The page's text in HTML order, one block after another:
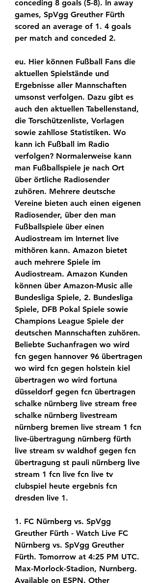
conceding 8 goals (5-8). In away
games, SpVgg Greuther Fürth
scored an average of 1. 4 goals
per match and conceded 2.
eu. Hier können Fußball Fans die
aktuellen Spielstände und
Ergebnisse aller Mannschaften
umsonst verfolgen. Dazu gibt es
auch den aktuellen Tabellenstand,
die Torschützenliste, Vorlagen
sowie zahllose Statistiken. Wo
kann ich Fußball im Radio
verfolgen? Normalerweise kann
man Fußballspiele je nach Ort
über örtliche Radiosender
zuhören. Mehrere deutsche
Vereine bieten auch einen eigenen
Radiosender, über den man
Fußballspiele über einen
Audiostream im Internet live
mithören kann. Amazon bietet
auch mehrere Spiele im
Audiostream. Amazon Kunden
können über Amazon-Music alle
Bundesliga Spiele, 2. Bundesliga
Spiele, DFB Pokal Spiele sowie
Champions League Spiele der
deutschen Mannschaften zuhören.
Beliebte Suchanfragen wo wird
fcn gegen hannover 96 übertragen
wo wird fcn gegen holstein kiel
übertragen wo wird fortuna
düsseldorf gegen fcn übertragen
schalke nürnberg live stream free
schalke nürnberg livestream
nürnberg bremen live stream 1 fcn
live-übertragung nürnberg fürth
live stream sv waldhof gegen fcn
übertragung st pauli nürnberg live
stream 1 fcn live fcn live tv
clubspiel heute ergebnis fcn
dresden live 1.
1. FC Nürnberg vs. SpVgg
Greuther Fürth - Watch Live FC
Nürnberg vs. SpVgg Greuther
Fürth. Tomorrow at 4:25 PM UTC.
Max-Morlock-Stadion, Nurnberg.
Available on ESPN. Other